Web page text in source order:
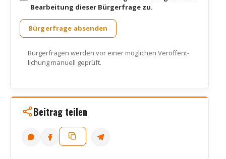
Bear­bei­tung die­ser Bür­ger­fra­ge zu.
Bürgerfrage absenden
Bür­ger­fra­gen wer­den vor einer mög­li­chen Ver­öf­fent­
li­chung manu­ell geprüft.
Beitrag teilen
Link kopieren